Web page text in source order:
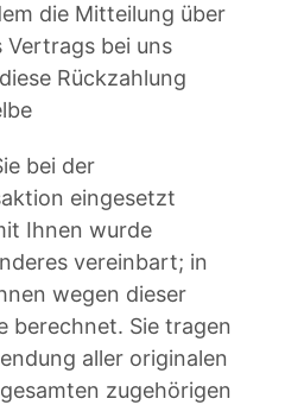
die Mitteilung über
Vertrags bei uns
Rückzahlung
bei der
eingesetzt
Ihnen wurde
vereinbart; in
wegen dieser
berechnet. Sie tragen
aller originalen
zugehörigen